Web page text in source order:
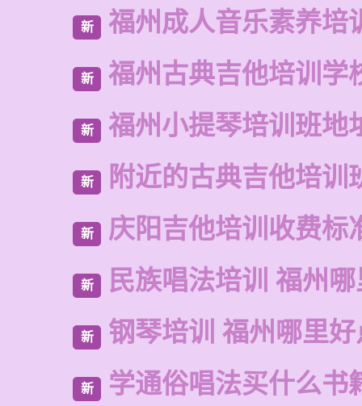
新 福州成人音乐素养培
新 福州古典吉他培训学
新 福州小提琴培训班地
新 附近的古典吉他培训
新 庆阳吉他培训收费标
新 民族唱法培训 福州
新 钢琴培训 福州哪里
新 学通俗唱法买什么书